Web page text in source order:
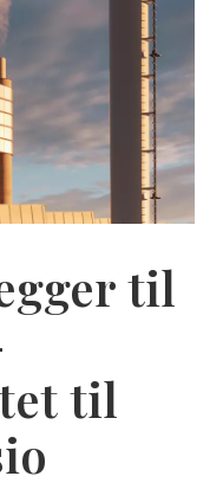
til
til